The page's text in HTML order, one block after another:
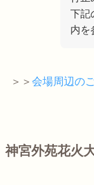
下記
内を
＞＞ 会場周辺の
神宮外苑花火